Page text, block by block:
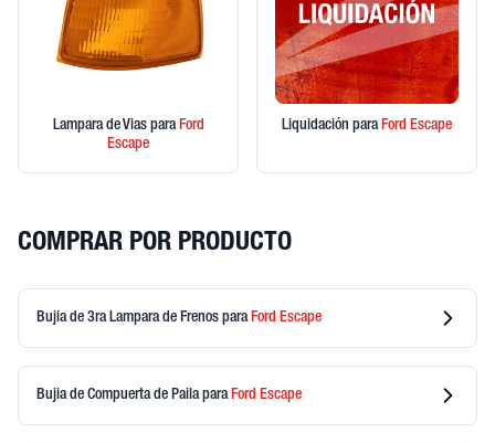
Lampara de Vias paraFord
Escape
Liquidación paraFord Escape
COMPRAR POR PRODUCTO
Bujia de 3ra Lampara de Frenos para Ford Escape
Bujia de Compuerta de Pailapara Ford Escape